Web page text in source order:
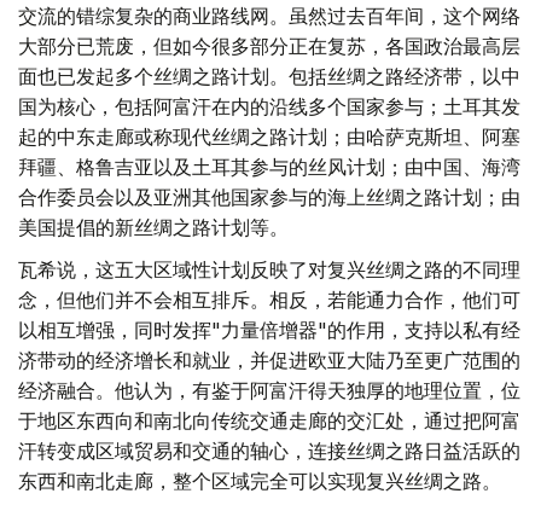
交流的错综复杂的商业路线网。虽然过去百年间，这个网络
大部分已荒废，但如今很多部分正在复苏，各国政治最高层
面也已发起多个丝绸之路计划。包括丝绸之路经济带，以中
国为核心，包括阿富汗在内的沿线多个国家参与；土耳其发
起的中东走廊或称现代丝绸之路计划；由哈萨克斯坦、阿塞
拜疆、格鲁吉亚以及土耳其参与的丝风计划；由中国、海湾
合作委员会以及亚洲其他国家参与的海上丝绸之路计划；由
美国提倡的新丝绸之路计划等。
瓦希说，这五大区域性计划反映了对复兴丝绸之路的不同理
念，但他们并不会相互排斥。相反，若能通力合作，他们可
以相互增强，同时发挥"力量倍增器"的作用，支持以私有经
济带动的经济增长和就业，并促进欧亚大陆乃至更广范围的
经济融合。他认为，有鉴于阿富汗得天独厚的地理位置，位
于地区东西向和南北向传统交通走廊的交汇处，通过把阿富
汗转变成区域贸易和交通的轴心，连接丝绸之路日益活跃的
东西和南北走廊，整个区域完全可以实现复兴丝绸之路。